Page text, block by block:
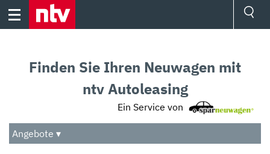
Skip
Audio
Das Beste
Finden Sie Ihren Neuwagen mit
ntv Autoleasing
Ein Service von
Angebote ▾